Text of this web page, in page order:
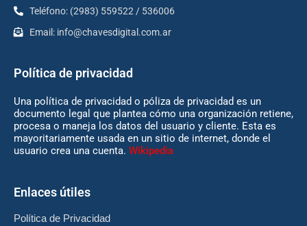
Teléfono: (2983) 559522 / 536006
Email: info@chavesdigital.com.ar
Política de privacidad
Una política de privacidad o póliza de privacidad es un
documento legal que plantea cómo una organización retiene,
procesa o maneja los datos del usuario y cliente. Esta es
mayoritariamente usada en un sitio de internet, donde el
usuario crea una cuenta. Wikipedia
Enlaces útiles
Política de Privacidad